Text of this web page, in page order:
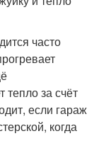
часто
за счёт
если гараж
когда